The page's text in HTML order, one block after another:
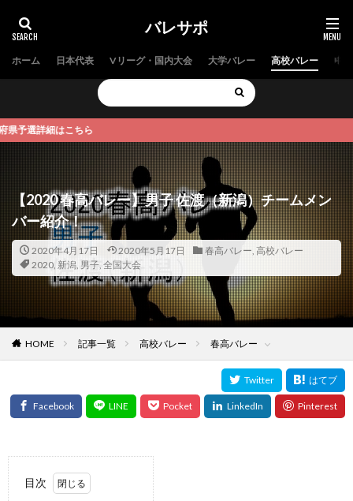
バレサポ
ホーム 日本代表 Vリーグ・国内大会 大学バレー 高校バレー 中
細はこちら
【2020 春高バレー】男子 佐渡（新潟）チームメン
バー紹介！
2020年4月17日 2020年5月17日 春高バレー, 高校バレー
2020, 新潟, 男子, 全国大会
HOME 記事一覧 高校バレー 春高バレー
目次